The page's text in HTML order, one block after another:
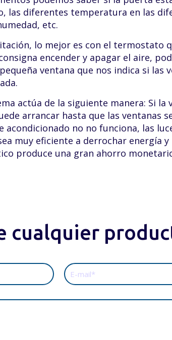
las diferentes temperatura en las
etc.
lo mejor es con el termostato
encender y apagar el aire,
ventana que nos indica si las
actúa de la siguiente manera: Si la
arrancar hasta que las ventanas
acondicionado no no funciona, las
muy eficiente a derrochar energía y
produce una gran ahorro
cualquier